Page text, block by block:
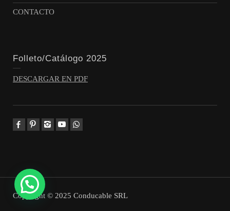
CONTACTO
Folleto/Catálogo 2025
DESCARGAR EN PDF
Copyright © 2025 Conducable SRL